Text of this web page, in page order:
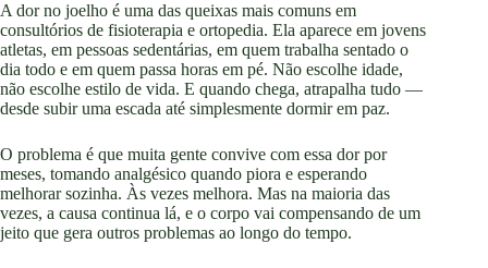
A dor no joelho é uma das queixas mais comuns em
consultórios de fisioterapia e ortopedia. Ela aparece em jovens
atletas, em pessoas sedentárias, em quem trabalha sentado o
dia todo e em quem passa horas em pé. Não escolhe idade,
não escolhe estilo de vida. E quando chega, atrapalha tudo —
desde subir uma escada até simplesmente dormir em paz.
O problema é que muita gente convive com essa dor por
meses, tomando analgésico quando piora e esperando
melhorar sozinha. Às vezes melhora. Mas na maioria das
vezes, a causa continua lá, e o corpo vai compensando de um
jeito que gera outros problemas ao longo do tempo.